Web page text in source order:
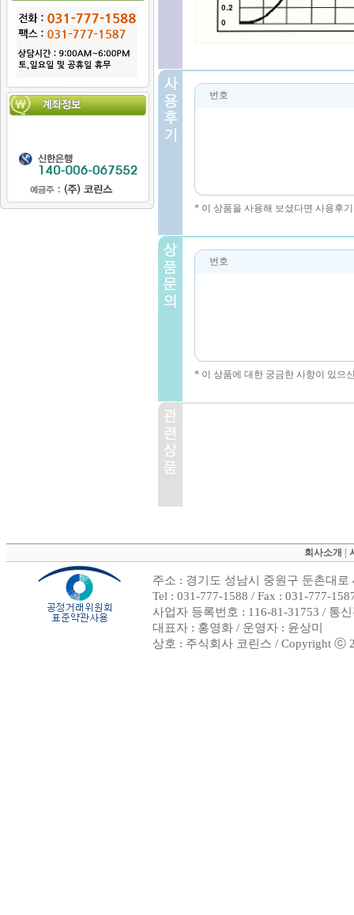
번호
* 이 상품을 사용해 보셨다면 사용후
번호
* 이 상품에 대한 궁금한 사항이 있으
회사소개
주소 : 경기도 성남시 중원구 둔촌대
Tel : 031-777-1588 / Fax : 031-777-
사업자 등록번호 : 116-81-31753 / 통
대표자 : 홍영화 / 운영자 : 윤상미
상호 : 주식회사 코린스 / Copyright ⓒ